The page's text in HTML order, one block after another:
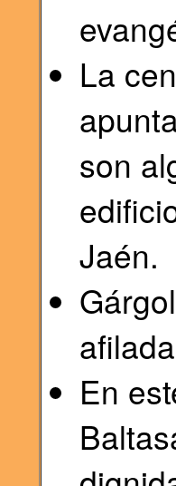
La
son
Jaén.
En